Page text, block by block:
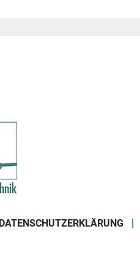
DATENSCHUTZERKLÄRUNG